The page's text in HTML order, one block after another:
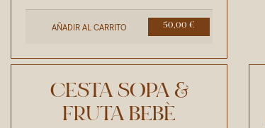
AÑADIR AL CARRITO 50,00 €
CESTA SOPA &
FRUTA BEBÉ